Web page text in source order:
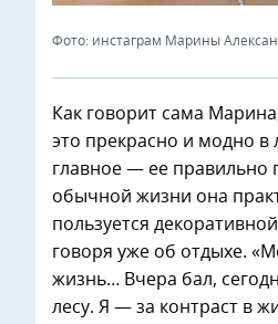
Фото: инстаграм Марины
Как говорит сама
это прекрасно и модно
главное — ее правильно
обычной жизни она
пользуется
говоря уже об отдыхе.
жизнь… Вчера бал,
лесу. Я — за контраст в